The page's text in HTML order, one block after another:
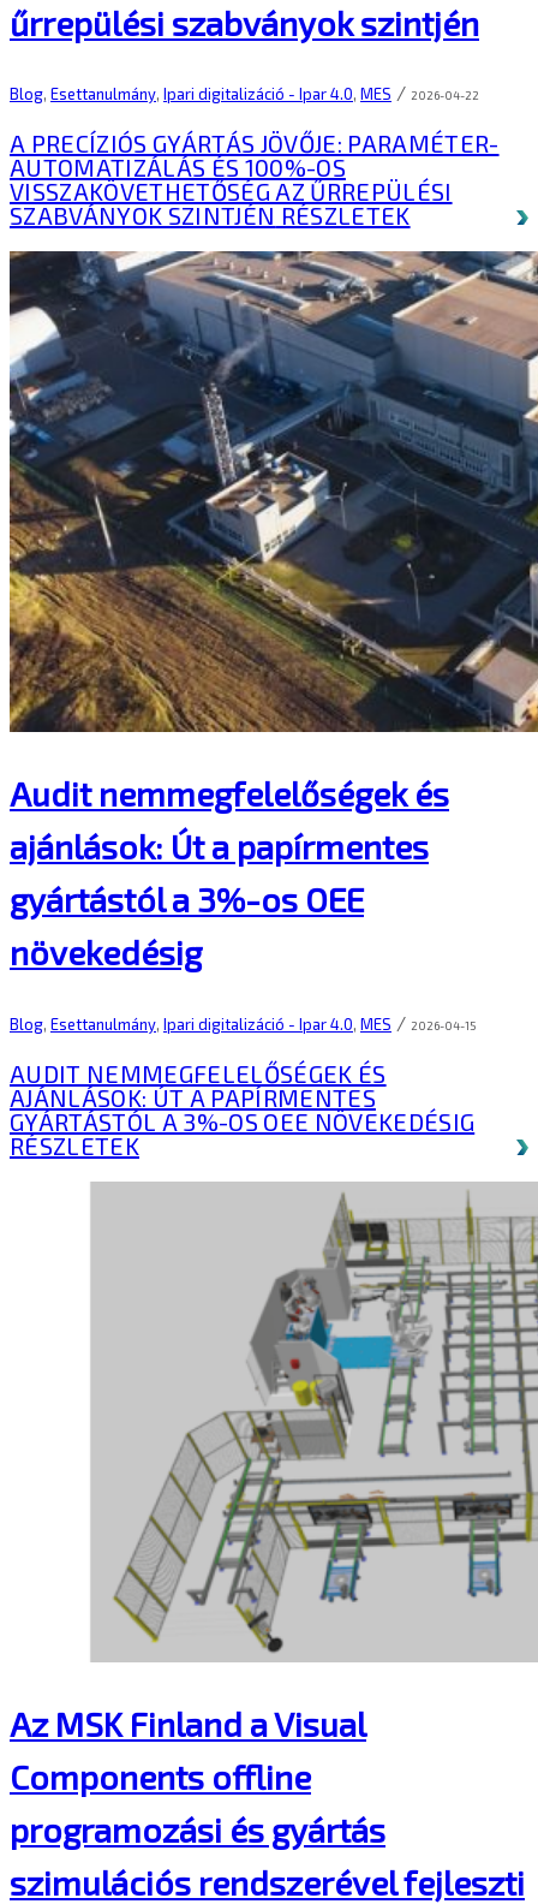
űrrepülési szabványok szintjén
Blog, Esettanulmány, Ipari digitalizáció - Ipar 4.0, MES / 2026-04-22
A PRECÍZIÓS GYÁRTÁS JÖVŐJE: PARAMÉTER-
AUTOMATIZÁLÁS ÉS 100%-OS
VISSZAKÖVETHETŐSÉG AZ ŰRREPÜLÉSI
SZABVÁNYOK SZINTJÉN RÉSZLETEK
Audit nemmegfelelőségek és
ajánlások: Út a papírmentes
gyártástól a 3%-os OEE
növekedésig
Blog, Esettanulmány, Ipari digitalizáció - Ipar 4.0, MES / 2026-04-15
AUDIT NEMMEGFELELŐSÉGEK ÉS
AJÁNLÁSOK: ÚT A PAPÍRMENTES
GYÁRTÁSTÓL A 3%-OS OEE NÖVEKEDÉSIG
RÉSZLETEK
Az MSK Finland a Visual
Components offline
programozási és gyártás
szimulációs rendszerével fejleszti